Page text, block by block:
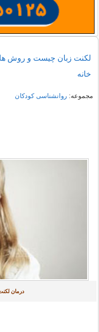
لکنت زبان چیست و روش
خانه
مجموعه:روانشناسی کودکان
درمان